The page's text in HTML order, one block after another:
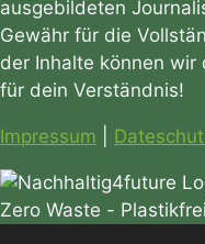
ausgebildeten
Gewähr für die
der Inhalte können wir
für dein Verständnis!
Impressum